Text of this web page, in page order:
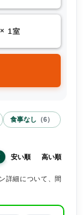
× 1室
食事なし （6）
安い順 高い順
詳細について、間